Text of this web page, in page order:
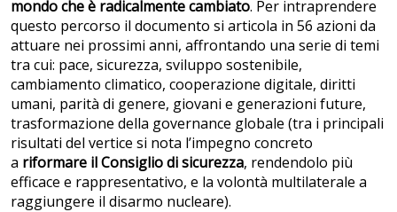
mondo che è radicalmente cambiato. Per intraprendere
questo percorso il documento si articola in 56 azioni da
attuare nei prossimi anni, affrontando una serie di temi
tra cui: pace, sicurezza, sviluppo sostenibile,
cambiamento climatico, cooperazione digitale, diritti
umani, parità di genere, giovani e generazioni future,
trasformazione della governance globale (tra i principali
risultati del vertice si nota l’impegno concreto
a riformare il Consiglio di sicurezza, rendendolo più
efficace e rappresentativo, e la volontà multilaterale a
raggiungere il disarmo nucleare).